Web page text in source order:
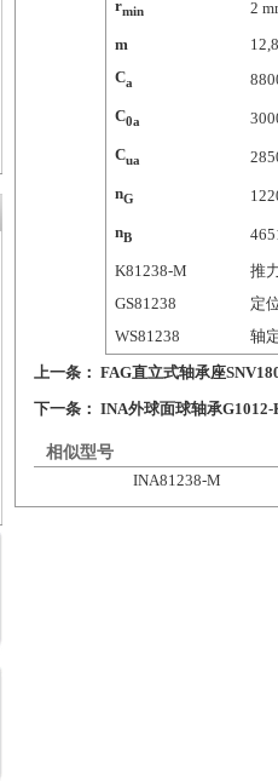
rmin 2
m
12,8
Ca
C0a
Cua
nG
nB 465
K81238-M
推
GS81238
定
WS81238
轴
上一条： FAG直立式轴承座
下一条： INA外球面球轴承
相似型号
INA81238-M